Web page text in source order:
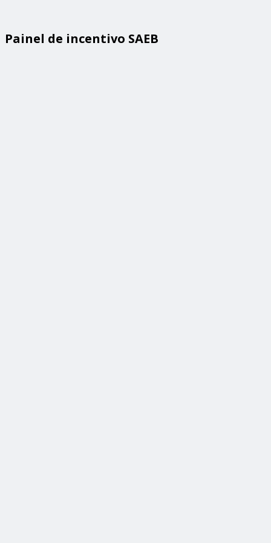
Painel de incentivo SAEB